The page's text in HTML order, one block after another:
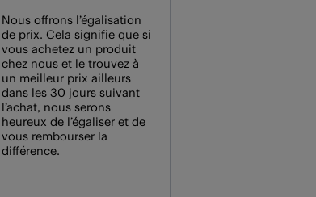
Nous offrons l’égalisation
de prix. Cela signifie que si
vous achetez un produit
chez nous et le trouvez à
un meilleur prix ailleurs
dans les 30 jours suivant
l’achat, nous serons
heureux de l’égaliser et de
vous rembourser la
différence.